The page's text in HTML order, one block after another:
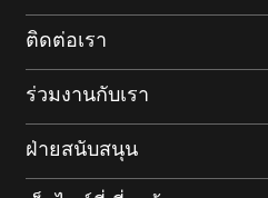
ติดต่อเรา
ร่วมงานกับเรา
ฝ่ายสนับสนุน